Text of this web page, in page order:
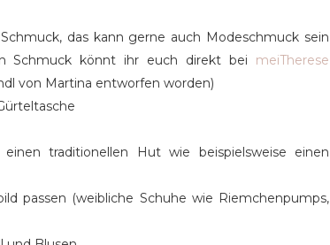
das kann gerne auch Modeschmuck sein
Schmuck könnt ihr euch direkt bei meiTherese
von Martina entworfen worden)
traditionellen Hut wie beispielsweise einen
passen (weibliche Schuhe wie Riemchenpumps,